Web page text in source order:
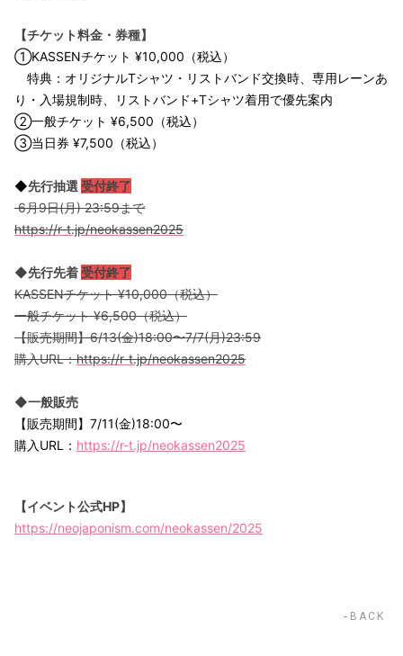
【チケット料金・券種】
①KASSENチケット ¥10,000（税込）
特典：オリジナルTシャツ・リストバンド交換時、専用レーンあ
り・入場規制時、リストバンド+Tシャツ着用で優先案内
②一般チケット ¥6,500（税込）
③当日券 ¥7,500（税込）
◆先行抽選 受付終了
6月9日(月) 23:59まで
https://r-t.jp/neokassen2025
◆先行先着受付終了
KASSENチケット ¥10,000（税込）
一般チケット ¥6,500（税込）
【販売期間】6/13(金)18:00〜7/7(月)23:59
購入URL：https://r-t.jp/neokassen2025
◆一般販売
【販売期間】7/11(金)18:00〜
購入URL： https://r-t.jp/neokassen2025
【イベント公式HP】
https://neojaponism.com/neokassen/2025
BACK